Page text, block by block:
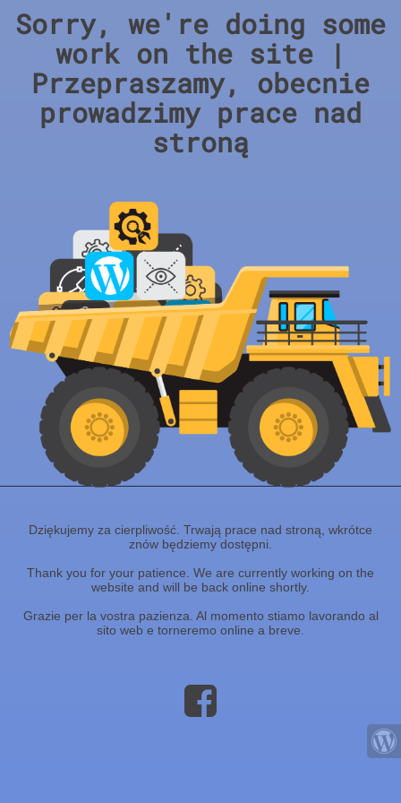
Sorry, we're doing some
work on the site |
Przepraszamy, obecnie
prowadzimy prace nad
stroną
Dziękujemy za cierpliwość. Trwają prace nad stroną, wkrótce
znów będziemy dostępni.
Thank you for your patience. We are currently working on the
website and will be back online shortly.
Grazie per la vostra pazienza. Al momento stiamo lavorando al
sito web e torneremo online a breve.